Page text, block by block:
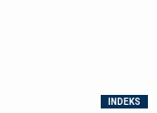
INDEKS